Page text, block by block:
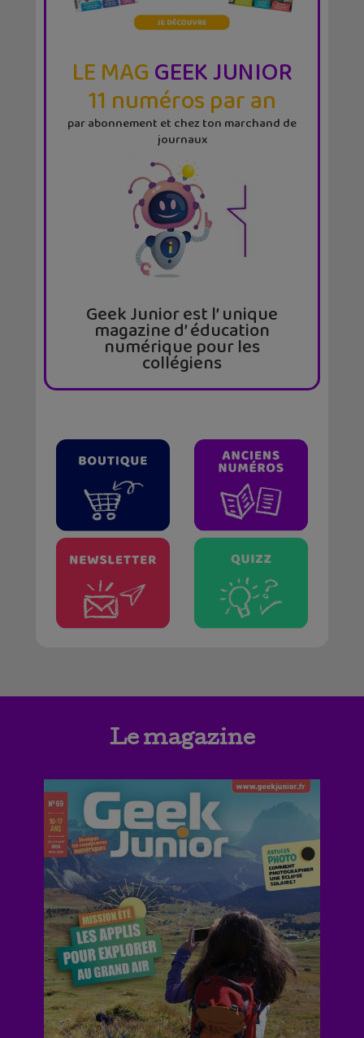
LE MAGGEEK JUNIOR
11 numéros par an
par abonnement et chez ton marchand de
journaux
Geek Junior est l’ unique
magazine d’ éducation
numérique pour les
collégiens
Le magazine